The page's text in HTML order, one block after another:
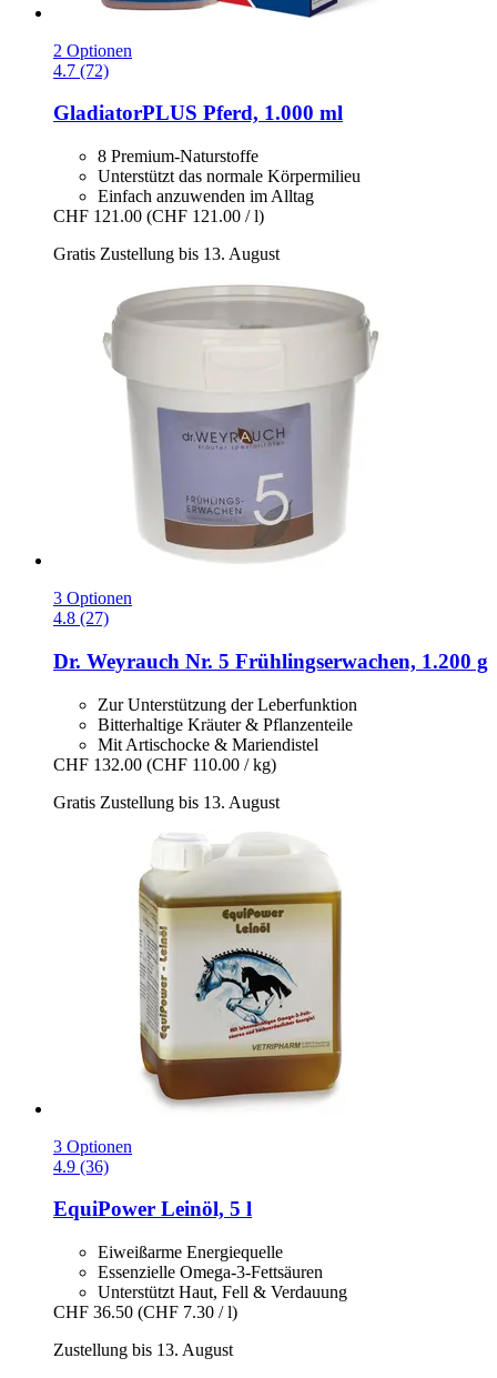
2 Optionen
4.7 (72)
GladiatorPLUS Pferd, 1.000 ml
8 Premium-Naturstoffe
Unterstützt das normale Körpermilieu
Einfach anzuwenden im Alltag
CHF 121.00 (CHF 121.00 / l)
Gratis Zustellung bis 13. August
3 Optionen
4.8 (27)
Dr. Weyrauch Nr. 5 Frühlingserwachen, 1.200 g
Zur Unterstützung der Leberfunktion
Bitterhaltige Kräuter & Pflanzenteile
Mit Artischocke & Mariendistel
CHF 132.00 (CHF 110.00 / kg)
Gratis Zustellung bis 13. August
3 Optionen
4.9 (36)
EquiPower Leinöl, 5 l
Eiweißarme Energiequelle
Essenzielle Omega-3-Fettsäuren
Unterstützt Haut, Fell & Verdauung
CHF 36.50 (CHF 7.30 / l)
Zustellung bis 13. August